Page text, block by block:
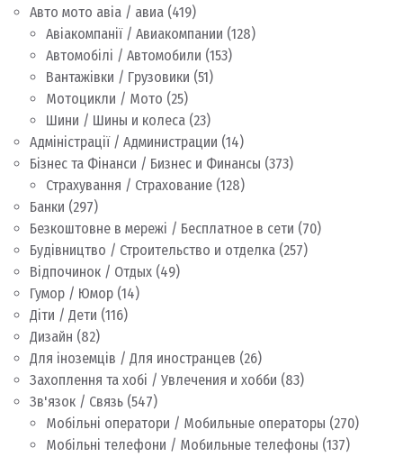
Авто мото авіа / авиа (419)
Авіакомпанії / Авиакомпании (128)
Автомобілі / Автомобили (153)
Вантажівки / Грузовики (51)
Мотоцикли / Мото (25)
Шини / Шины и колеса (23)
Адміністрації / Администрации (14)
Бізнес та Фінанси / Бизнес и Финансы (373)
Страхування / Страхование (128)
Банки (297)
Безкоштовне в мережі / Бесплатное в сети (70)
Будівництво / Строительство и отделка (257)
Відпочинок / Отдых (49)
Гумор / Юмор (14)
Діти / Дети (116)
Дизайн (82)
Для іноземців / Для иностранцев (26)
Захоплення та хобі / Увлечения и хобби (83)
Зв'язок / Связь (547)
Мобільні оператори / Мобильные операторы (270)
Мобільні телефони / Мобильные телефоны (137)